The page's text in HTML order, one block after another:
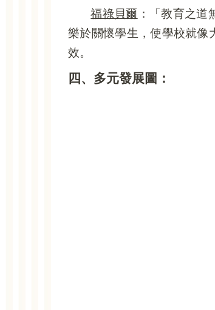
福祿貝爾 ：「教育之
樂於關懷學生，使學校就像
效。
四、多元發展圖：